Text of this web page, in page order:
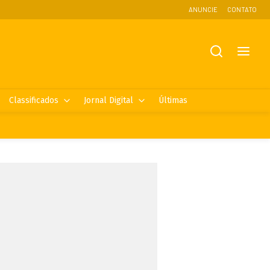
ANUNCIE CONTATO
Classificados Jornal Digital Últimas